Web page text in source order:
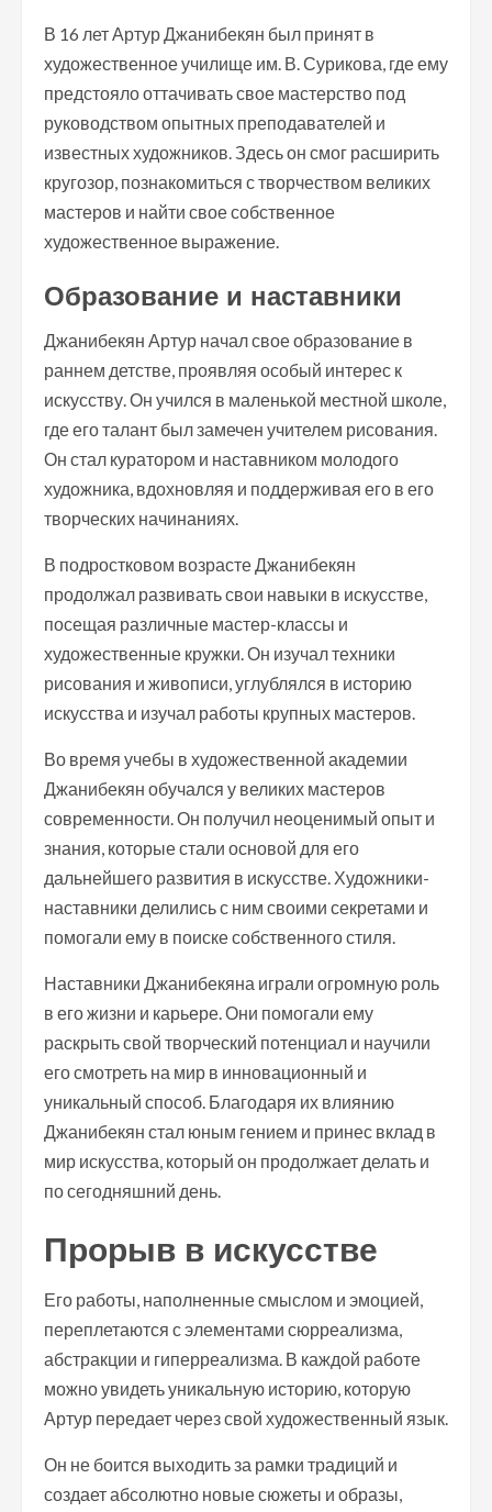
В 16 лет Артур Джанибекян был принят в
художественное училище им. В. Сурикова, где ему
предстояло оттачивать свое мастерство под
руководством опытных преподавателей и
известных художников. Здесь он смог расширить
кругозор, познакомиться с творчеством великих
мастеров и найти свое собственное
художественное выражение.
Образование и наставники
Джанибекян Артур начал свое образование в
раннем детстве, проявляя особый интерес к
искусству. Он учился в маленькой местной школе,
где его талант был замечен учителем рисования.
Он стал куратором и наставником молодого
художника, вдохновляя и поддерживая его в его
творческих начинаниях.
В подростковом возрасте Джанибекян
продолжал развивать свои навыки в искусстве,
посещая различные мастер-классы и
художественные кружки. Он изучал техники
рисования и живописи, углублялся в историю
искусства и изучал работы крупных мастеров.
Во время учебы в художественной академии
Джанибекян обучался у великих мастеров
современности. Он получил неоценимый опыт и
знания, которые стали основой для его
дальнейшего развития в искусстве. Художники-
наставники делились с ним своими секретами и
помогали ему в поиске собственного стиля.
Наставники Джанибекяна играли огромную роль
в его жизни и карьере. Они помогали ему
раскрыть свой творческий потенциал и научили
его смотреть на мир в инновационный и
уникальный способ. Благодаря их влиянию
Джанибекян стал юным гением и принес вклад в
мир искусства, который он продолжает делать и
по сегодняшний день.
Прорыв в искусстве
Его работы, наполненные смыслом и эмоцией,
переплетаются с элементами сюрреализма,
абстракции и гиперреализма. В каждой работе
можно увидеть уникальную историю, которую
Артур передает через свой художественный язык.
Он не боится выходить за рамки традиций и
создает абсолютно новые сюжеты и образы,